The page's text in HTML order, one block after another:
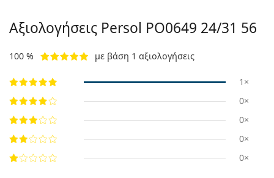
Αξιολογήσεις Persol PO0649 24/31 56
100 % με βάση 1 αξιολογήσεις
1×
0×
0×
0×
0×